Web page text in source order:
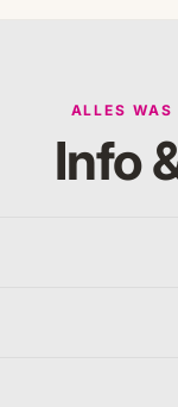
ALLES WAS
Info